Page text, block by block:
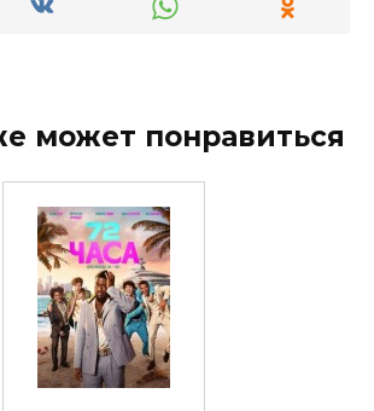
может понравиться